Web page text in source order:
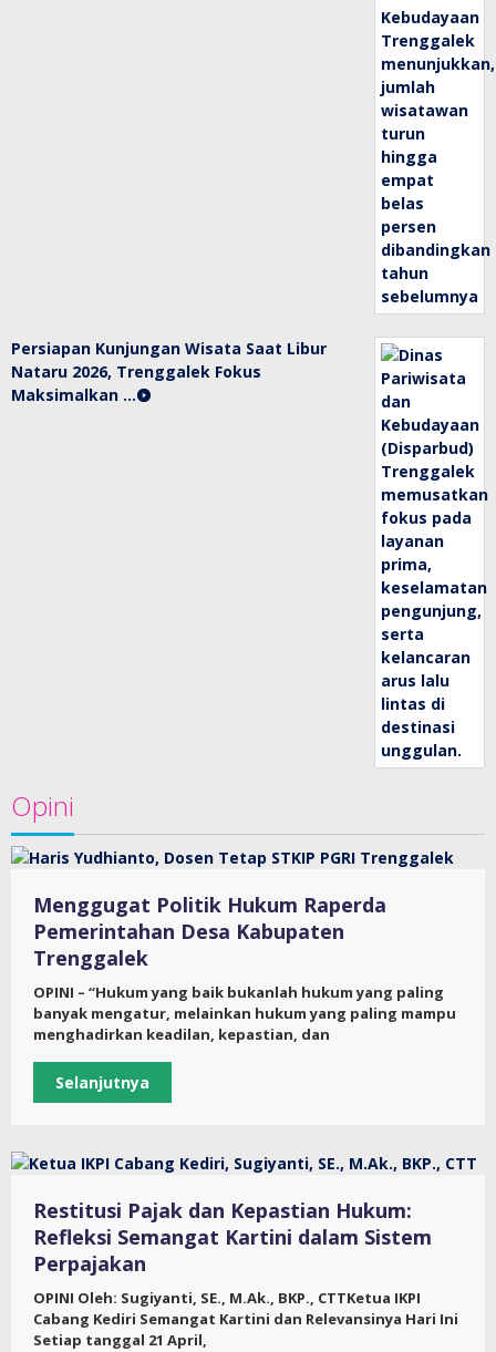
Persiapan Kunjungan Wisata Saat Libur
Nataru 2026, Trenggalek Fokus
Maksimalkan …
Opini
Menggugat Politik Hukum Raperda
Pemerintahan Desa Kabupaten
Trenggalek
OPINI – “Hukum yang baik bukanlah hukum yang paling
banyak mengatur, melainkan hukum yang paling mampu
menghadirkan keadilan, kepastian, dan
Selanjutnya
Restitusi Pajak dan Kepastian Hukum:
Refleksi Semangat Kartini dalam Sistem
Perpajakan
OPINI Oleh: Sugiyanti, SE., M.Ak., BKP., CTTKetua IKPI
Cabang Kediri Semangat Kartini dan Relevansinya Hari Ini
Setiap tanggal 21 April,